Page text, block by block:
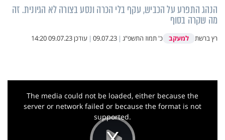
הנהג התפרע על הכביש, עקף בלי הכרה ונסע בצורה לא הגיונית. זה
מה שקרה בסוף
רץ ברשת למעקב כ' תמוז התשפ"ג |
09.07.23
| עודכן09.07.23 14:20
This
The media could not be loaded, either because the
server or network failed or because the format is not
supported.